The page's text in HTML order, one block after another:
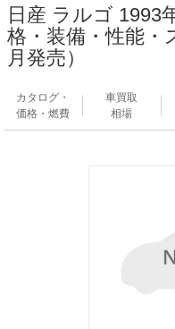
日産 ラルゴ 1993
格・装備・性能・
月発売）
カタログ・
価格・燃費
車買取
相場